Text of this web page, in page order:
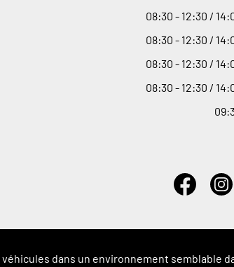
08:30 - 12:30 / 14:
08:30 - 12:30 / 14:
08:30 - 12:30 / 14:
08:30 - 12:30 / 14:
09:
dans un environnement semblable